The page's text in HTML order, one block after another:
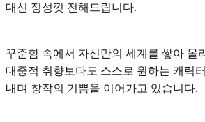
대신 정성껏 전해드립니다.
꾸준함 속에서 자신만의 세계를 쌓아 올
대중적 취향보다도 스스로 원하는 캐릭
내며 창작의 기쁨을 이어가고 있습니다.